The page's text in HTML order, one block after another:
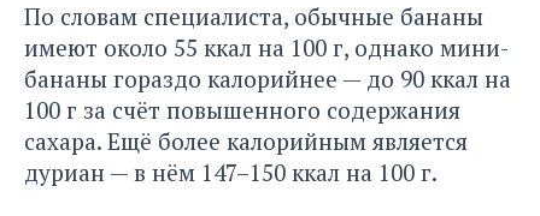
По словам специалиста, обычные бананы
имеют около 55 ккал на 100 г, однако мини-
бананы гораздо калорийнее — до 90 ккал на
100 г за счёт повышенного содержания
сахара. Ещё более калорийным является
дуриан — в нём 147–150 ккал на 100 г.